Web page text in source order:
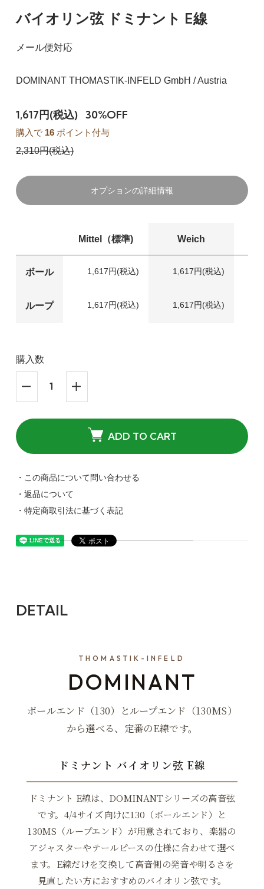
バイオリン弦 ドミナント E線
メール便対応
DOMINANT THOMASTIK-INFELD GmbH / Austria
1,617円(税込) 30%OFF
購入で 16ポイント付与
2,310円(税込)
オプションの詳細情報
Mittel（標準) Weich
ボール 1,617円(税込) 1,617円(税込)
ループ 1,617円(税込) 1,617円(税込)
購入数
ADD TO CART
・この商品について問い合わせる
・返品について
・特定商取引法に基づく表記
DETAIL
THOMASTIK-INFELD
DOMINANT
ボールエンド（130）とループエンド（130MS）
から選べる、定番のE線です。
ドミナント バイオリン弦 E線
ドミナント E線は、DOMINANTシリーズの高音弦
です。4/4サイズ向けに130（ボールエンド）と
130MS（ループエンド）が用意されており、楽器の
アジャスターやテールピースの仕様に合わせて選べ
ます。E線だけを交換して高音側の発音や明るさを
見直したい方におすすめのバイオリン弦です。